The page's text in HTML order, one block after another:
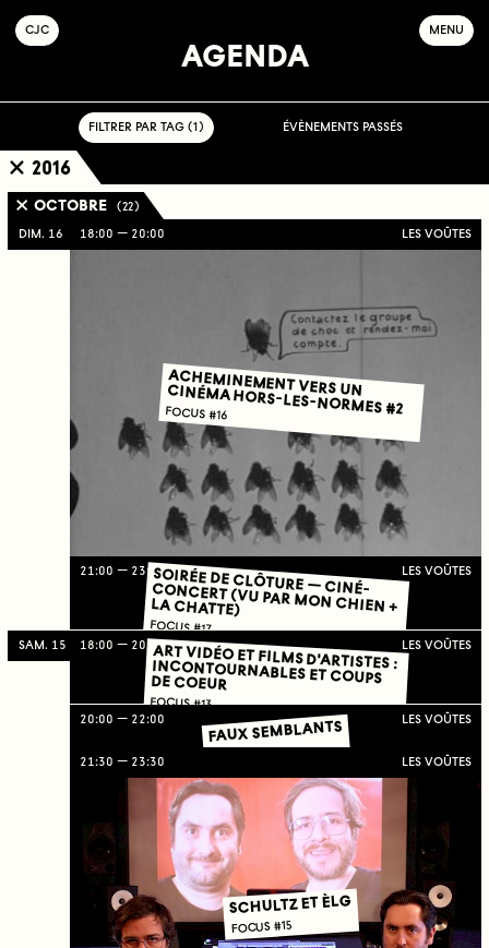
COLLECTIF
JEUNE
C INÉMA MENU
AGENDA
FILTRER PAR TAG ( 1 ) ÉVÈNEMENTS PASSÉS
2016
OCTOBRE
( 22 )
DIM. 16
18:00 20:00 LES VOÛTES
ACHEMINEMENT VERS UN CINÉMA HORS-LES-NORMES #2
FOCUS #16
21:00 23:59 LES VOÛTES
SOIRÉE DE CLÔTURE — CINÉ-CONCERT (VU PAR MON CHIEN +
LA CHATTE)
FOCUS #17
SAM. 15 18:00 20:00 LES VOÛTES
ART VIDÉO ET FILMS D'ARTISTES : INCONTOURNABLES ET COUPS
DE COEUR
FOCUS #13
20:00 22:00 LES VOÛTES
FAUX SEMBLANTS
21:30 23:30 LES VOÛTES
SCHULTZ ET ÈLG
FOCUS #15